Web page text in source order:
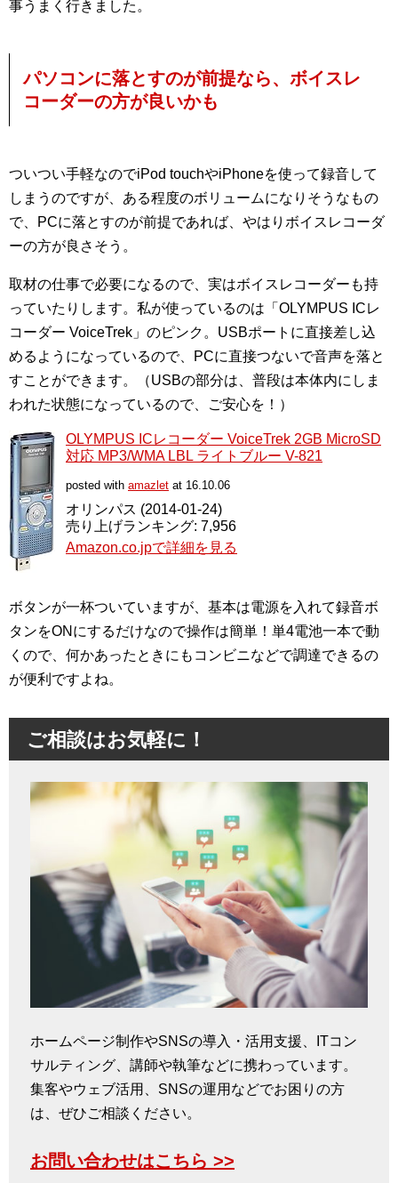
事うまく行きました。
パソコンに落とすのが前提なら、ボイスレ
コーダーの方が良いかも
ついつい手軽なのでiPod touchやiPhoneを使って録音して
しまうのですが、ある程度のボリュームになりそうなもの
で、PCに落とすのが前提であれば、やはりボイスレコーダ
ーの方が良さそう。
取材の仕事で必要になるので、実はボイスレコーダーも持
っていたりします。私が使っているのは「OLYMPUS ICレ
コーダー VoiceTrek」のピンク。USBポートに直接差し込
めるようになっているので、PCに直接つないで音声を落と
すことができます。（USBの部分は、普段は本体内にしま
われた状態になっているので、ご安心を！）
OLYMPUS ICレコーダー VoiceTrek 2GB MicroSD
対応 MP3/WMA LBL ライトブルー V-821
posted with amazlet at 16.10.06
オリンパス (2014-01-24)
売り上げランキング: 7,956
Amazon.co.jpで詳細を見る
ボタンが一杯ついていますが、基本は電源を入れて録音ボ
タンをONにするだけなので操作は簡単！単4電池一本で動
くので、何かあったときにもコンビニなどで調達できるの
が便利ですよね。
ご相談はお気軽に！
ホームページ制作やSNSの導入・活用支援、ITコン
サルティング、講師や執筆などに携わっています。
集客やウェブ活用、SNSの運用などでお困りの方
は、ぜひご相談ください。
お問い合わせはこちら >>